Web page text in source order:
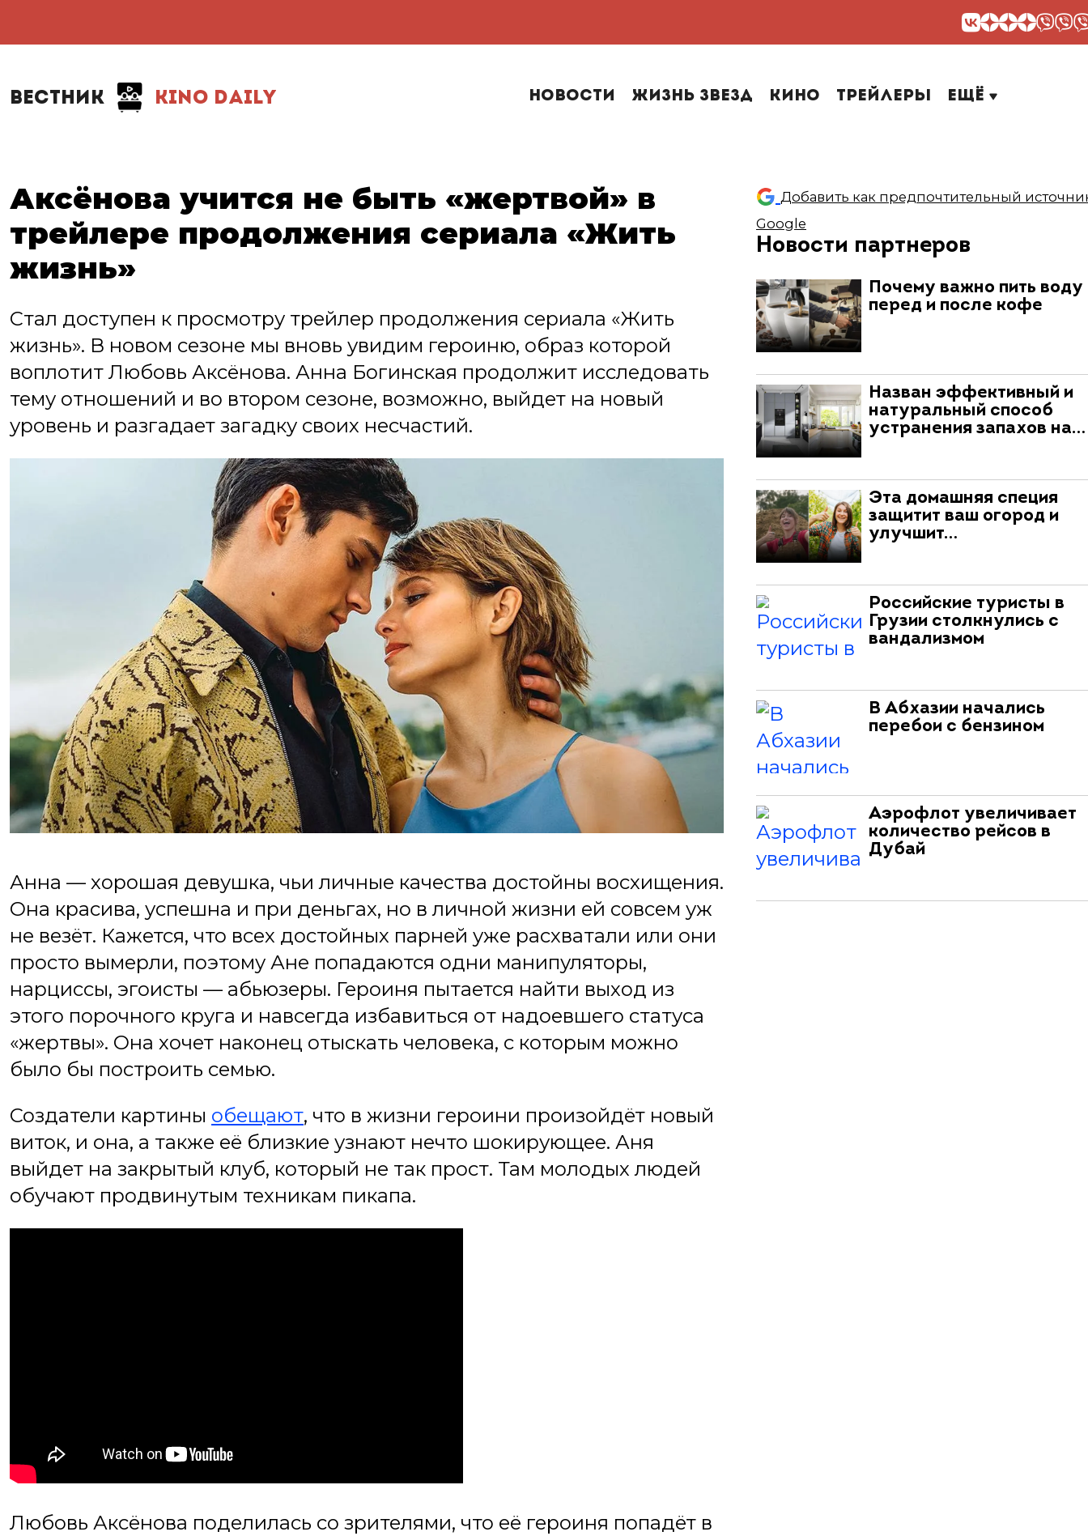
ВЕСТНИК KINO DAILY Новости Жизнь звезд Кино Трейлеры Ещё
Аксёнова учится не быть «жертвой» в
трейлере продолжения сериала «Жить
жизнь»
Стал доступен к просмотру трейлер продолжения сериала «Жить
жизнь». В новом сезоне мы вновь увидим героиню, образ которой
воплотит Любовь Аксёнова. Анна Богинская продолжит исследовать
тему отношений и во втором сезоне, возможно, выйдет на новый
уровень и разгадает загадку своих несчастий.
Анна — хорошая девушка, чьи личные качества достойны восхищения.
Она красива, успешна и при деньгах, но в личной жизни ей совсем уж
не везёт. Кажется, что всех достойных парней уже расхватали или они
просто вымерли, поэтому Ане попадаются одни манипуляторы,
нарциссы, эгоисты — абьюзеры. Героиня пытается найти выход из
этого порочного круга и навсегда избавиться от надоевшего статуса
«жертвы». Она хочет наконец отыскать человека, с которым можно
было бы построить семью.
Создатели картины обещают, что в жизни героини произойдёт новый
виток, и она, а также её близкие узнают нечто шокирующее. Аня
выйдет на закрытый клуб, который не так прост. Там молодых людей
обучают продвинутым техникам пикапа.
Любовь Аксёнова поделилась со зрителями, что её героиня попадёт в
Добавить как предпочтительный
Google
Новости партнеров
Почему важно пить воду
перед и после кофе
Назван эффективный и
натуральный способ
устранения запахов на…
Эта домашняя специя
защитит ваш огород и
улучшит…
Российские туристы в
Грузии столкнулись с
вандализмом
В Абхазии начались
перебои с бензином
Аэрофлот увеличивает
количество рейсов в
Дубай